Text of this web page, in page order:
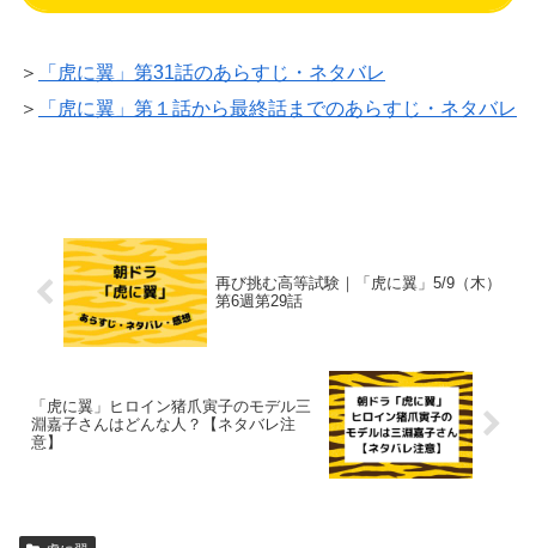
＞
「虎に翼」第31話のあらすじ・ネタバレ
＞
「虎に翼」第１話から最終話までのあらすじ・ネタバレ
再び挑む高等試験｜「虎に翼」5/9（木）
第6週第29話
「虎に翼」ヒロイン猪爪寅子のモデル三
淵嘉子さんはどんな人？【ネタバレ注
意】